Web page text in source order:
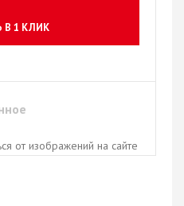
В 1 КЛИК
от изображений на сайте